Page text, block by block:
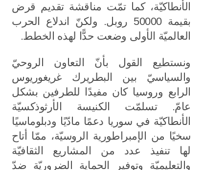
الأنطاكيّة، كما تمّت مناقشة تقديم قرض
بقيمة 50000 روبل. ولكنّ اندلاع الحرب
العالميّة الأولى وضعت حدًّا لهذه الخطط.
ونستطيع القول بأنّ التعاون الروحيّ
والسياسيّ بين البطريرك غريغوريوس
الرابع وروسيا كان مفيدًا للطرفين بشكل
عامّ. تسلمّت الكنيسة الأرثوذكسيّة
الأنطاكيّة في سوريا دعمًا مادّيًا ودبلوماسيًا
سخيًا من الإمبراطورية الروسيّة، ممّا أتاح
لها تنفيذ عدد من المشاريع الثقافيّة
والتعليميّة وتوفير الحماية الضروريّة ضدّ